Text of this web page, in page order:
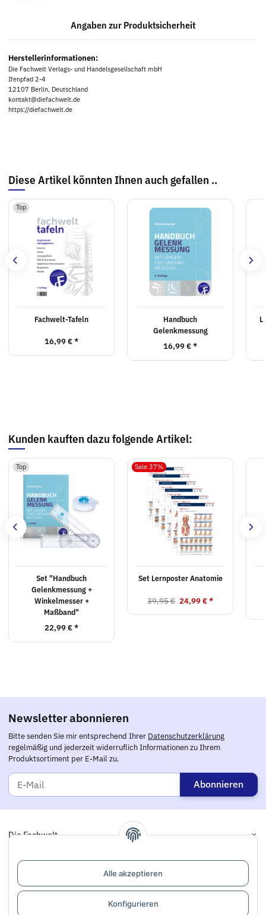
Alle akzeptieren
Konfigurieren
Angaben zur Produktsicherheit
Herstellerinformationen:
Die Fachwelt Verlags- und Handelsgesellschaft mbH
Ifenpfad 2-4
12107 Berlin, Deutschland
kontakt@diefachwelt.de
https://diefachwelt.de
Diese Artikel könnten Ihnen auch gefallen ..
Top
Fachwelt-Tafeln
16,99 €*
Handbuch
Gelenkmessung
16,99 €*
Kunden kauften dazu folgende Artikel:
Top
Set "Handbuch
Gelenkmessung +
Winkelmesser +
Maßband"
22,99 €*
Sale 37%
Set Lernposter Anatomie
39,95 € 24,99 €*
Newsletter abonnieren
Bitte senden Sie mir entsprechend Ihrer Datenschutzerklärung
regelmäßig und jederzeit widerruflich Informationen zu Ihrem
Produktsortiment per E-Mail zu.
Abonnieren
Die Fachwelt
Informationen
Links
Support / Dialogaufnahme